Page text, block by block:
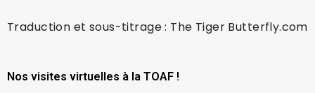
Traduction et sous-titrage : The Tiger Butterfly.com
Nos visites virtuelles à la TOAF !